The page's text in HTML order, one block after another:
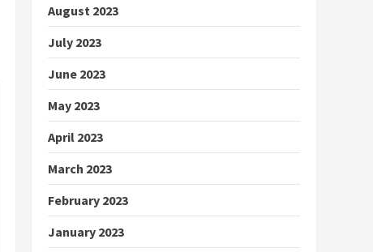
August 2023
July 2023
June 2023
May 2023
April 2023
March 2023
February 2023
January 2023